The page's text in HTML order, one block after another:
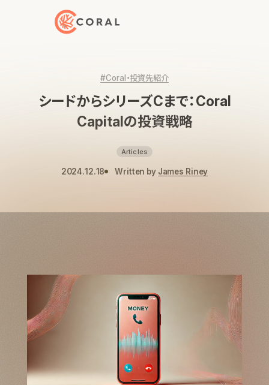
トップページへ戻る
#Coral・投資先紹介
シードからシリーズCまで：Coral
Capitalの投資戦略
Articles
2024.12.18 Written by James Riney